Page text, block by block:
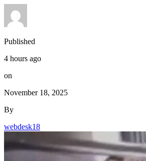
Published
4 hours ago
on
November 18, 2025
By
webdesk18